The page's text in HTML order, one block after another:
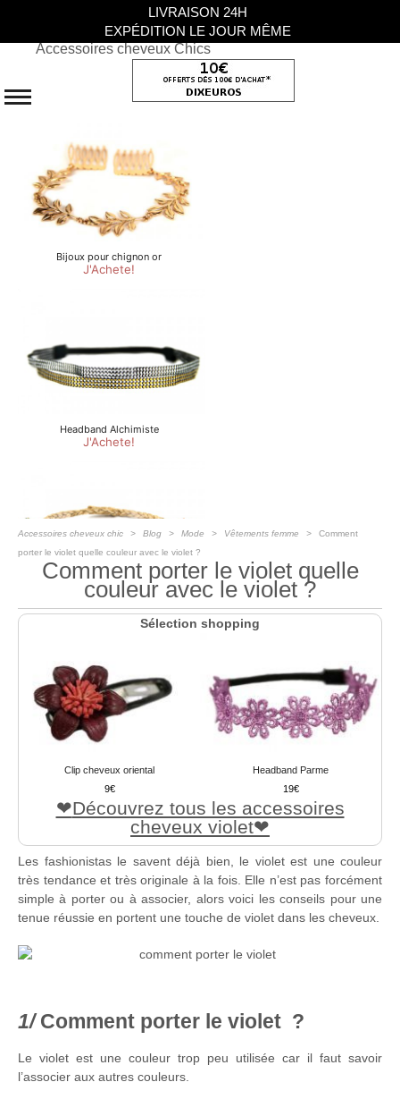
Accessoires cheveux Chics
Accessoires cheveux chic Blog Mode Vêtements femme
Comment
porter le violet quelle couleur avec le violet ?
Comment porter le violet quelle
couleur avec le violet ?
Sélection shopping
Clip cheveux oriental
9
Headband Parme
19
Découvrez tous les accessoires
cheveux violet
Les fashionistas le savent déjà bien, le violet est une couleur
très tendance et très originale à la fois. Elle n’est pas forcément
simple à porter ou à associer, alors voici les conseils pour une
tenue réussie en portent une touche de violet dans les cheveux.
Comment porter le violet ?
Le violet est une couleur trop peu utilisée car il faut savoir
l’associer aux autres couleurs.
LIVRAISON 24H
EXPÉDITION LE JOUR MÊME